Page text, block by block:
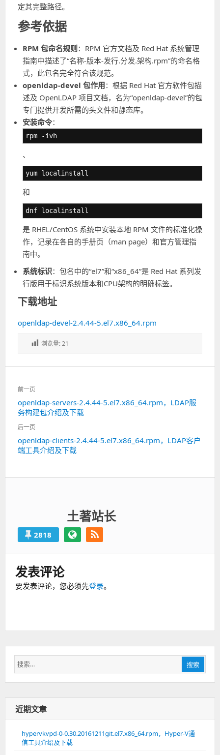
定其完整路径。
参考依据
RPM 包命名规则：RPM 官方文档及 Red Hat 系统管理
指南中描述了“名称-版本-发行.分发.架构.rpm”的命名格
式，此包名完全符合该规范。
openldap-devel 包作用：根据 Red Hat 官方软件包描
述及 OpenLDAP 项目文档，名为“openldap-devel”的包
专门提供开发所需的头文件和静态库。
安装命令：
rpm -ivh
、
yum localinstall
和
dnf localinstall
是 RHEL/CentOS 系统中安装本地 RPM 文件的标准化操
作，记录在各自的手册页（man page）和官方管理指
南中。
系统标识：包名中的“el7”和“x86_64”是 Red Hat 系列发
行版用于标识系统版本和CPU架构的明确标签。
下载地址
openldap-devel-2.4.44-5.el7.x86_64.rpm
浏览量:21
文
章
导
航
前一页
上
一
篇：
openldap-servers-2.4.44-5.el7.x86_64.rpm，LDAP服
务构建包介绍及下载
后一页
下
一
openldap-clients-2.4.44-5.el7.x86_64.rpm，LDAP客户
端工具介绍及下载
土著站长
2818
发表评论
要发表评论，您必须先登录。
搜
索：
搜索
近期文章
hypervkvpd-0-0.30.20161211git.el7.x86_64.rpm，Hyper-V通
信工具介绍及下载